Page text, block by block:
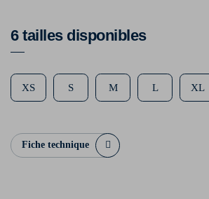
6 tailles disponibles
XS S M L XL
Fiche technique